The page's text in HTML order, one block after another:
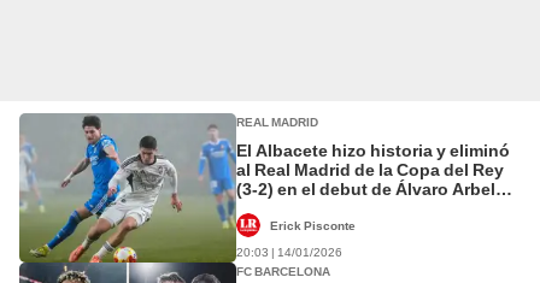
REAL MADRID
El Albacete hizo historia y eliminó
al Real Madrid de la Copa del Rey
(3-2) en el debut de Álvaro Arbeloa
Erick Pisconte
20:03 | 14/01/2026
FC BARCELONA